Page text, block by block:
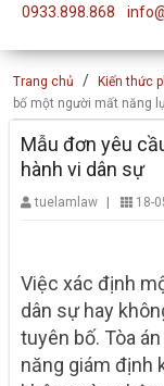
0933.898.868
Trang chủ / Kiến thức
bố một người mất năng
Mẫu đơn yêu
hành vi dân sự
tuelamlaw | 18-
Việc xác định
dân sự hay
tuyên bố. Tòa
năng giám định